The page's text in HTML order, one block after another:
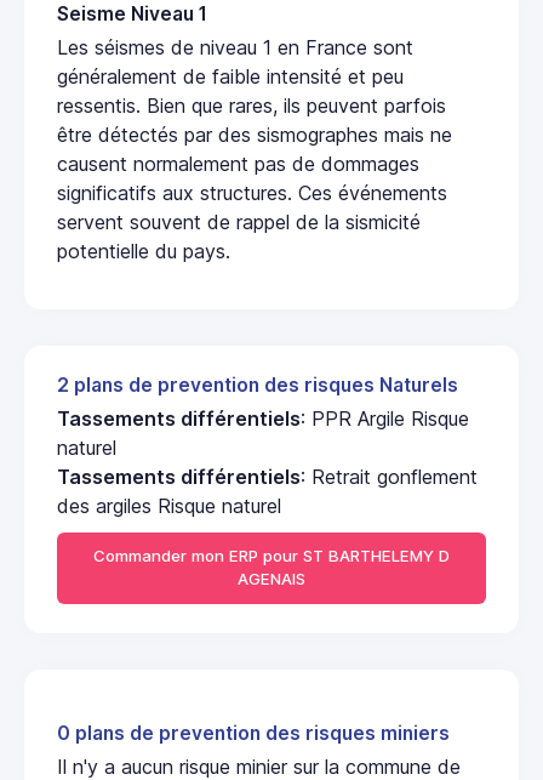
Seisme Niveau 1
Les séismes de niveau 1 en France sont
généralement de faible intensité et peu
ressentis. Bien que rares, ils peuvent parfois
être détectés par des sismographes mais ne
causent normalement pas de dommages
significatifs aux structures. Ces événements
servent souvent de rappel de la sismicité
potentielle du pays.
2 plans de prevention des risques Naturels
Tassements différentiels: PPR Argile Risque
naturel
Tassements différentiels: Retrait gonflement
des argiles Risque naturel
Commander mon ERP pour ST BARTHELEMY D
AGENAIS
0 plans de prevention des risques miniers
Il n'y a aucun risque minier sur la commune de